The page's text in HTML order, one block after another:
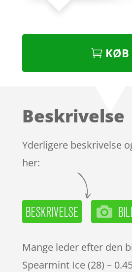
KØB
Beskrivelse
Yderligere beskrivelse
her:
Mange leder efter den
Spearmint Ice (28) –